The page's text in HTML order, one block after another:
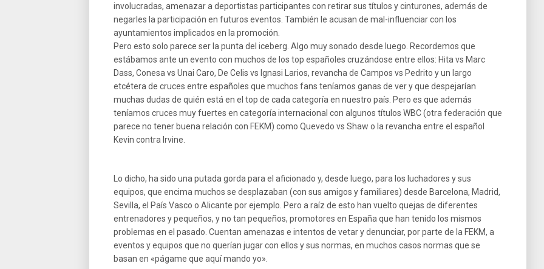
involucradas, amenazar a deportistas participantes con retirar sus títulos y cinturones, además de
negarles la participación en futuros eventos. También le acusan de mal-influenciar con los
ayuntamientos implicados en la promoción.
Pero esto solo parece ser la punta del iceberg. Algo muy sonado desde luego. Recordemos que
estábamos ante un evento con muchos de los top españoles cruzándose entre ellos: Hita vs Marc
Dass, Conesa vs Unai Caro, De Celis vs Ignasi Larios, revancha de Campos vs Pedrito y un largo
etcétera de cruces entre españoles que muchos fans teníamos ganas de ver y que despejarían
muchas dudas de quién está en el top de cada categoría en nuestro país. Pero es que además
teníamos cruces muy fuertes en categoría internacional con algunos títulos WBC (otra federación que
parece no tener buena relación con FEKM) como Quevedo vs Shaw o la revancha entre el español
Kevin contra Irvine.
Lo dicho, ha sido una putada gorda para el aficionado y, desde luego, para los luchadores y sus
equipos, que encima muchos se desplazaban (con sus amigos y familiares) desde Barcelona, Madrid,
Sevilla, el País Vasco o Alicante por ejemplo. Pero a raíz de esto han vuelto quejas de diferentes
entrenadores y pequeños, y no tan pequeños, promotores en España que han tenido los mismos
problemas en el pasado. Cuentan amenazas e intentos de vetar y denunciar, por parte de la FEKM, a
eventos y equipos que no querían jugar con ellos y sus normas, en muchos casos normas que se
basan en «págame que aquí mando yo».